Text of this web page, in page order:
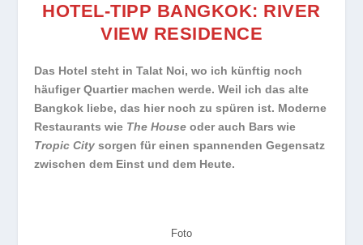
HOTEL-TIPP BANGKOK: RIVER
VIEW RESIDENCE
Das Hotel steht in Talat Noi, wo ich künftig noch
häufiger Quartier machen werde. Weil ich das alte
Bangkok liebe, das hier noch zu spüren ist. Moderne
Restaurants wie The House oder auch Bars wie
Tropic City sorgen für einen spannenden Gegensatz
zwischen dem Einst und dem Heute.
Foto